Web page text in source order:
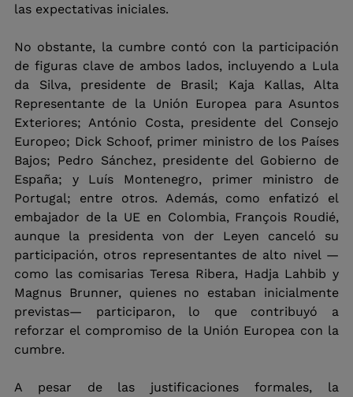
las expectativas iniciales.
No obstante, la cumbre contó con la participación
de figuras clave de ambos lados, incluyendo a Lula
da Silva, presidente de Brasil; Kaja Kallas, Alta
Representante de la Unión Europea para Asuntos
Exteriores; António Costa, presidente del Consejo
Europeo; Dick Schoof, primer ministro de los Países
Bajos; Pedro Sánchez, presidente del Gobierno de
España; y Luís Montenegro, primer ministro de
Portugal; entre otros. Además, como enfatizó el
embajador de la UE en Colombia, François Roudié,
aunque la presidenta von der Leyen canceló su
participación, otros representantes de alto nivel —
como las comisarias Teresa Ribera, Hadja Lahbib y
Magnus Brunner, quienes no estaban inicialmente
previstas— participaron, lo que contribuyó a
reforzar el compromiso de la Unión Europea con la
cumbre.
A pesar de las justificaciones formales, la